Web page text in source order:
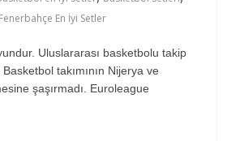
Fenerbahçe En İyi Setler
Uluslararası basketbolu takip
takımının Nijerya ve
şaşırmadı. Euroleague